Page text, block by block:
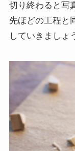
切り終わると写
先ほどの工程と
していきましょ